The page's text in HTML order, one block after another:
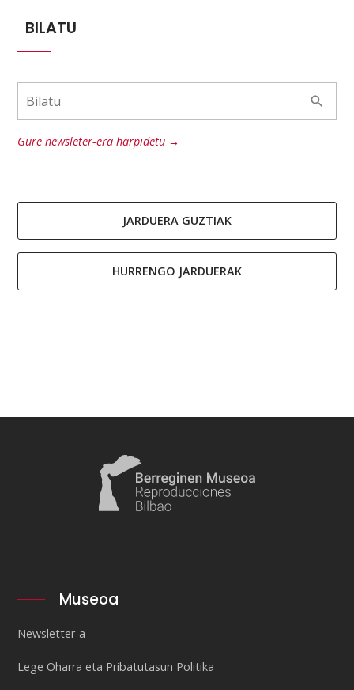
BILATU
Gure newsleter-era harpidetu →
JARDUERA GUZTIAK
HURRENGO JARDUERAK
Museoa
Newsletter-a
Lege Oharra eta Pribatutasun Politika